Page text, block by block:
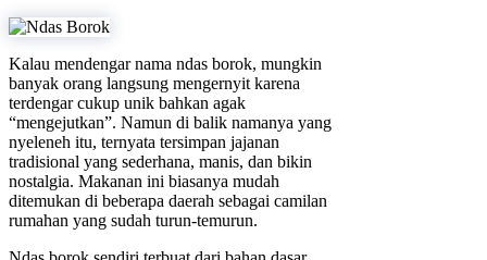
Kalau mendengar nama ndas borok, mungkin
banyak orang langsung mengernyit karena
terdengar cukup unik bahkan agak
“mengejutkan”. Namun di balik namanya yang
nyeleneh itu, ternyata tersimpan jajanan
tradisional yang sederhana, manis, dan bikin
nostalgia. Makanan ini biasanya mudah
ditemukan di beberapa daerah sebagai camilan
rumahan yang sudah turun-temurun.